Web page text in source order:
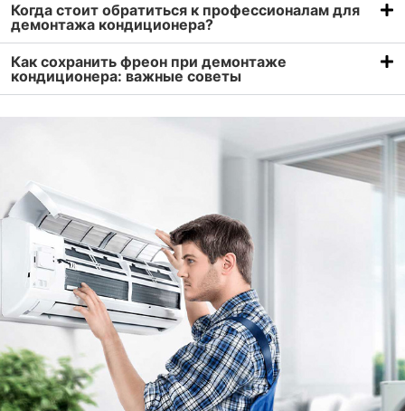
Когда стоит обратиться к профессионалам для
демонтажа кондиционера?
Как сохранить фреон при демонтаже
кондиционера: важные советы